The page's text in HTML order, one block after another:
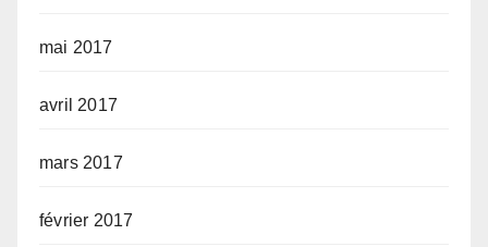
mai 2017
avril 2017
mars 2017
février 2017